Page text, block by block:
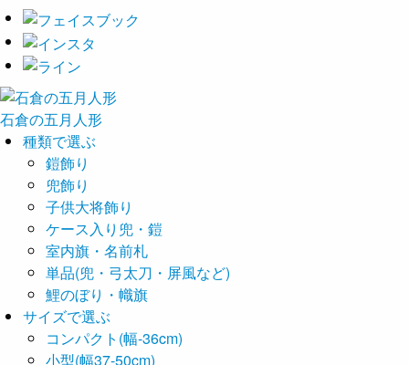
石倉の五月 人形
種類で選ぶ
鎧飾り
兜飾り
子供大将飾り
ケース入り兜・鎧
室内旗・名前札
単品(兜・弓太刀・屏風など)
鯉のぼり・幟旗
サイズで選ぶ
コンパクト(幅-36cm)
小型(幅37-50cm)